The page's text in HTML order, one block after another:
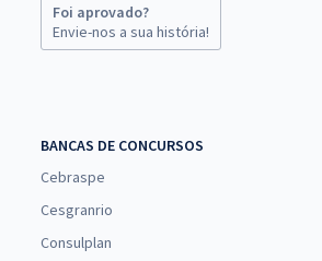
Foi aprovado?
Envie-nos a sua história!
BANCAS DE CONCURSOS
Cebraspe
Cesgranrio
Consulplan